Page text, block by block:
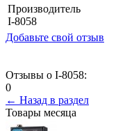
Производитель
I-8058
Добавьте свой отзыв
Отзывы о I-8058:
0
← Назад в раздел
Товары месяца